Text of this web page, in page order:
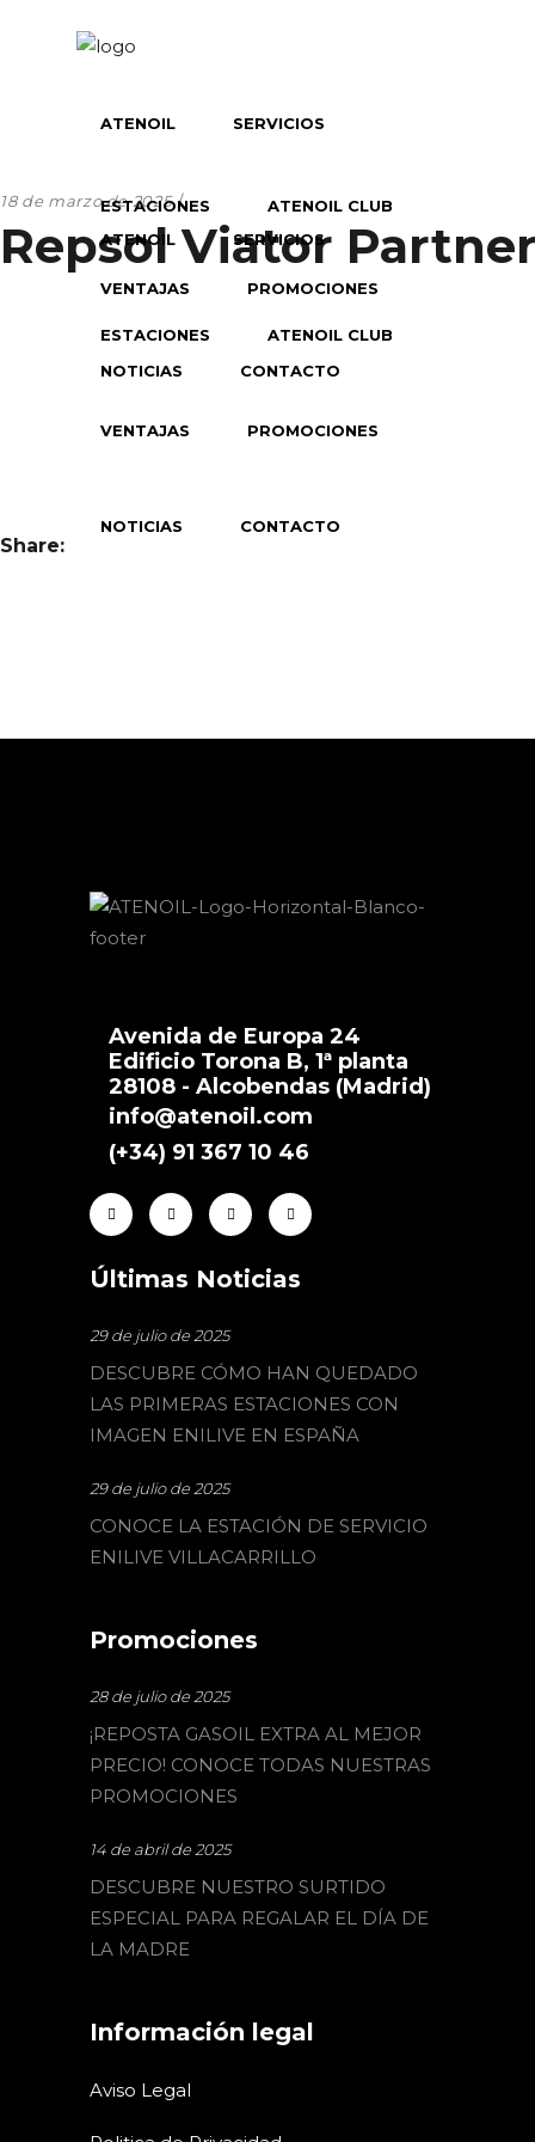
ATENOIL SERVICIOS
ESTACIONES ATENOIL CLUB
VENTAJAS PROMOCIONES
NOTICIAS CONTACTO
ATENOIL SERVICIOS
ESTACIONES ATENOIL CLUB
VENTAJAS PROMOCIONES
NOTICIAS CONTACTO
18 de marzo de 2025
Repsol Viator
Share:
Avenida de Europa 24
Edificio Torona B, 1ª planta
28108 - Alcobendas (Madrid)
info@atenoil.com
(+34) 91 367 10 46
Últimas Noticias
29 de julio de 2025
DESCUBRE CÓMO HAN QUEDADO
LAS PRIMERAS ESTACIONES CON
IMAGEN ENILIVE EN ESPAÑA
29 de julio de 2025
CONOCE LA ESTACIÓN DE SERVICIO
ENILIVE VILLACARRILLO
Promociones
28 de julio de 2025
¡REPOSTA GASOIL EXTRA AL MEJOR
PRECIO! CONOCE TODAS NUESTRAS
PROMOCIONES
14 de abril de 2025
DESCUBRE NUESTRO SURTIDO
ESPECIAL PARA REGALAR EL DÍA DE
LA MADRE
Información legal
Aviso Legal